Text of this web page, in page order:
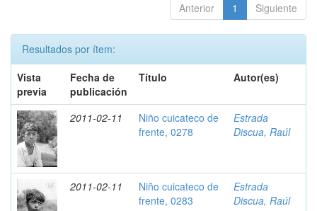
Anterior 1 Siguiente
Resultados por ítem:
Vista
previa
Fecha de
publicación
Título Autor(es)
2011-02-11
Niño cuicateco de
frente, 0278
Estrada
Discua, Raúl
2011-02-11
Niño cuicateco de
frente, 0283
Estrada
Discua, Raúl